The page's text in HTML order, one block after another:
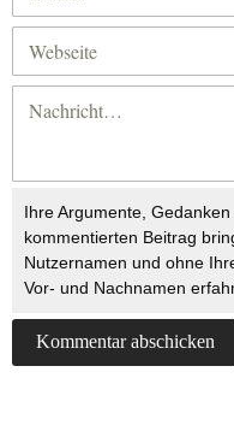
Ihre Argumente,
kommentierten Beitrag
Nutzernamen und ohne
Vor- und Nachnamen